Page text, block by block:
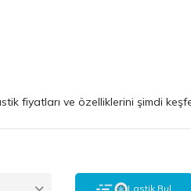
fiyatları ve özelliklerini şimdi
Lastik Bul